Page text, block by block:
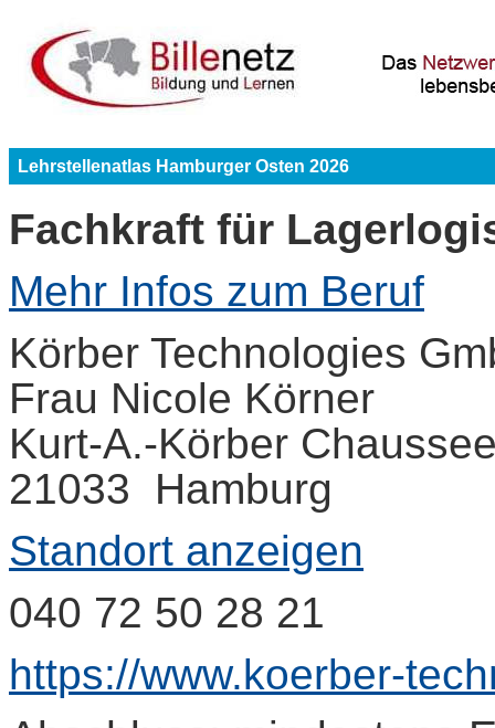
Lehrstellenatlas Hamburger Osten 2026
Fachkraft für
Mehr Infos zum Beruf
Körber Technologies
Frau Nicole Körner
Kurt-A.-Körber
21033 Hamburg
Standort anzeigen
040 72 50 28 21
https://www.koerber-